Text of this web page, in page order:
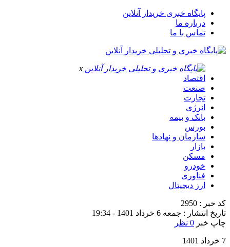
پایگاه خبری خریدار آنلاین
درباره ما
تماس با ما
x
اقتصاد
صنعت
تجارت
انرژی
بانک و بیمه
بورس
سازمان و نهادها
بازار
مسکن
خودرو
فناوری
ارز دیجیتال
کد خبر : 2950
تاریخ انتشار : جمعه 6 خرداد 1401 - 19:34
چاپ خبر 0 نظر
7 خرداد 1401